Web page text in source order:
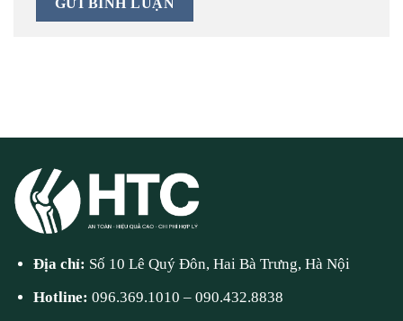
Địa chỉ: Số 10 Lê Quý Đôn, Hai Bà Trưng, Hà Nội
Hotline:096.369.1010 –090.432.8838